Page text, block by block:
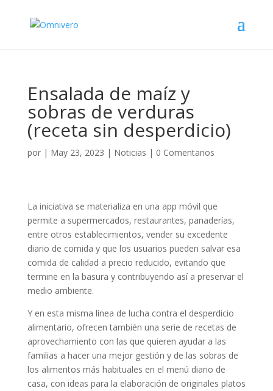
Ensalada de maíz y
sobras de verduras
(receta sin desperdicio)
por | May 23, 2023 | Noticias | 0 Comentarios
La iniciativa se materializa en una app móvil que
permite a supermercados, restaurantes, panaderías,
entre otros establecimientos, vender su excedente
diario de comida y que los usuarios pueden salvar esa
comida de calidad a precio reducido, evitando que
termine en la basura y contribuyendo así a preservar el
medio ambiente.
Y en esta misma línea de lucha contra el desperdicio
alimentario, ofrecen también una serie de recetas de
aprovechamiento con las que quieren ayudar a las
familias a hacer una mejor gestión y de las sobras de
los alimentos más habituales en el menú diario de
casa, con ideas para la elaboración de originales platos